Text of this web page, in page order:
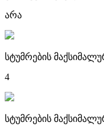
არა
სტუმრების
4
სტუმრების